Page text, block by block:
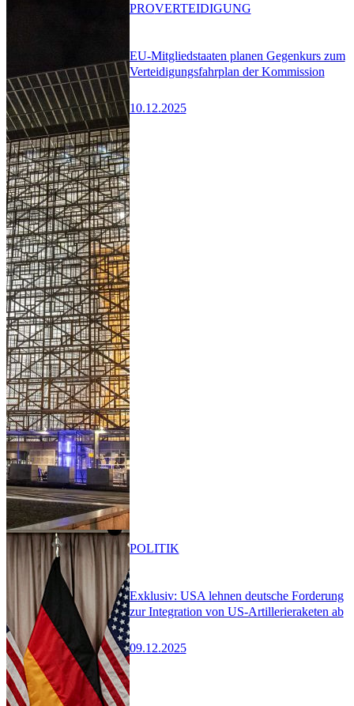
EU-Mitgliedstaaten planen Gegenkurs zum
Verteidigungsfahrplan der Kommission
10.12.2025
PROVERTEIDIGUNG
Exklusiv: USA lehnen deutsche Forderung
zur Integration von US-Artillerieraketen ab
09.12.2025
POLITIK